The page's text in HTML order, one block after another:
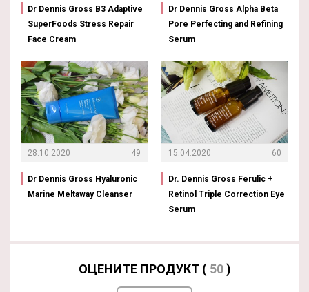
Dr Dennis Gross B3 Adaptive
SuperFoods Stress Repair
Face Cream
28.10.2020 49
Dr Dennis Gross Hyaluronic
Marine Meltaway Cleanser
Dr Dennis Gross Alpha Beta
Pore Perfecting and Refining
Serum
15.04.2020 60
Dr. Dennis Gross Ferulic +
Retinol Triple Correction Eye
Serum
ОЦЕНИТЕ ПРОДУКТ ( 50)